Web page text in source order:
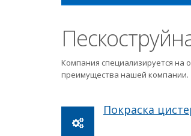
Компания специализируется на
преимущества нашей компании.
Покраска